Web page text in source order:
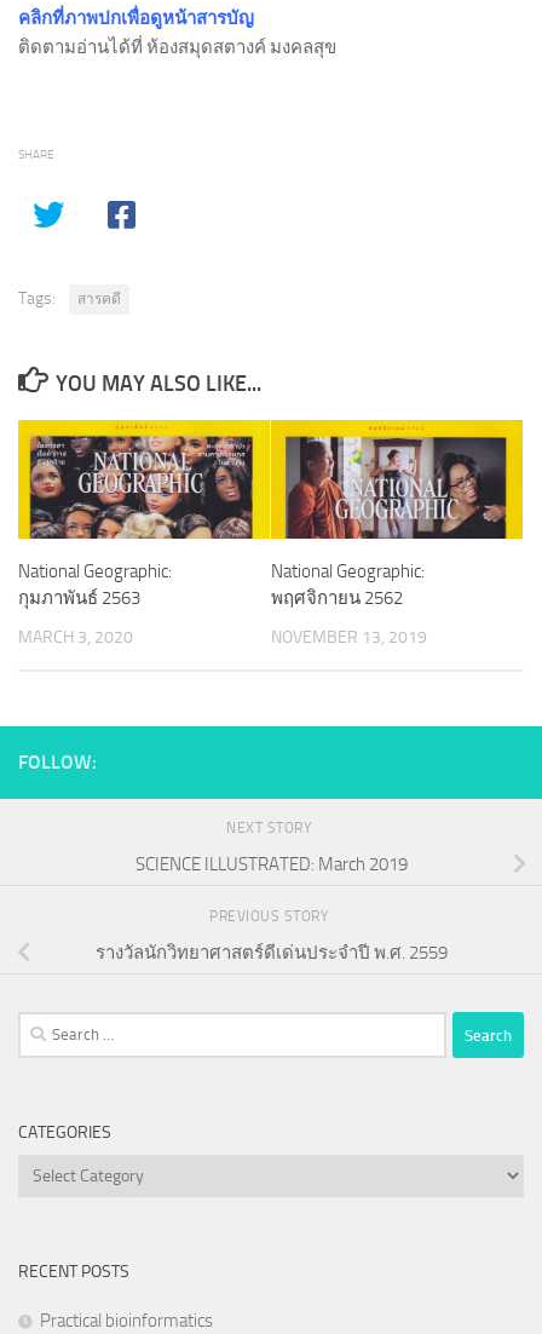
คลิกที่ภาพปกเพื่อดูหน้าสารบัญ
ติดตามอ่านได้ที่ ห้องสมุดสตางค์ มงคลสุข
SHARE
Tags: สารคดี
YOU MAY ALSO LIKE...
National Geographic:
กุมภาพันธ์ 2563
MARCH 3, 2020
National Geographic:
พฤศจิกายน 2562
NOVEMBER 13, 2019
FOLLOW:
NEXT STORY
SCIENCE ILLUSTRATED: March 2019
PREVIOUS STORY
รางวัลนักวิทยาศาสตร์ดีเด่นประจำปี พ.ศ. 2559
Search
for:
CATEGORIES
Categories
RECENT POSTS
Practical bioinformatics